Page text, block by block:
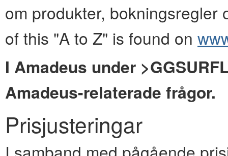
om produkter, bokningsregler
of this "A to Z" is found on
I Amadeus under
Amadeus-relaterade frågor.
Prisjusteringar